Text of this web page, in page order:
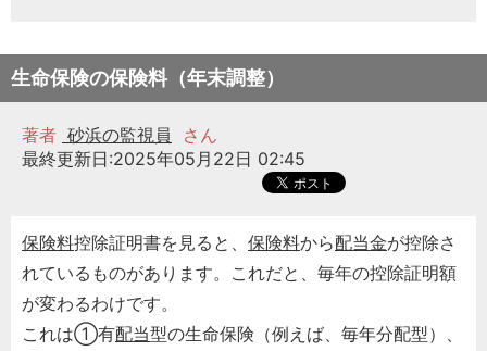
生命保険の保険料（年末調整）
著者 砂浜の監視員
さん
最終更新日:2025年05月22日 02:45
保険料控除証明書を見ると、 保険料から配当金が控除さ
れているものがあります。これだと、毎年の控除証明額
が変わるわけです。
これは①有配当型の生命保険（例えば、毎年分配型）、